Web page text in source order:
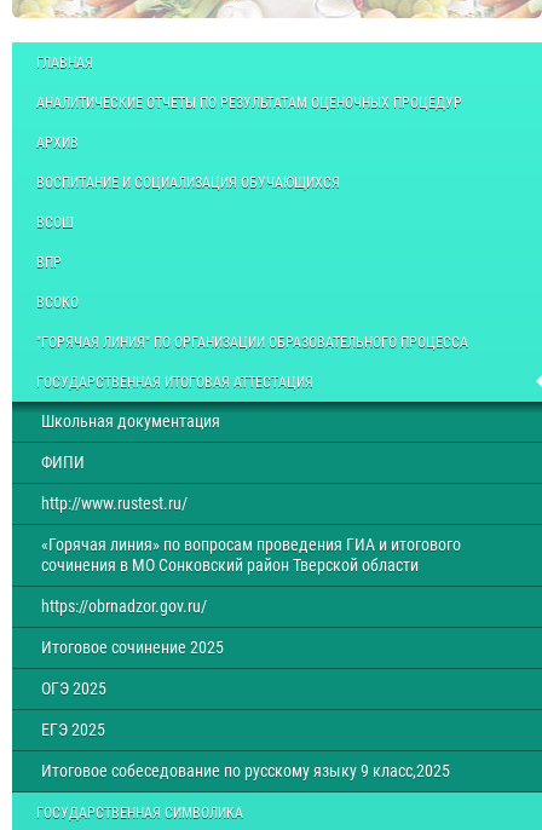
ГЛАВНАЯ
АНАЛИТИЧЕСКИЕ ОТЧЕТЫ ПО РЕЗУЛЬТАТАМ ОЦЕНОЧНЫХ ПРОЦЕДУР
АРХИВ
ВОСПИТАНИЕ И СОЦИАЛИЗАЦИЯ ОБУЧАЮЩИХСЯ
ВСОШ
ВПР
ВСОКО
"ГОРЯЧАЯ ЛИНИЯ" ПО ОРГАНИЗАЦИИ ОБРАЗОВАТЕЛЬНОГО ПРОЦЕССА
ГОСУДАРСТВЕННАЯ ИТОГОВАЯ АТТЕСТАЦИЯ
Школьная документация
ФИПИ
http://www.rustest.ru/
«Горячая линия» по вопросам проведения ГИА и итогового
сочинения в МО Сонковский район Тверской области
https://obrnadzor.gov.ru/
Итоговое сочинение 2025
ОГЭ 2025
ЕГЭ 2025
Итоговое собеседование по русскому языку 9 класс,2025
ГОСУДАРСТВЕННАЯ СИМВОЛИКА